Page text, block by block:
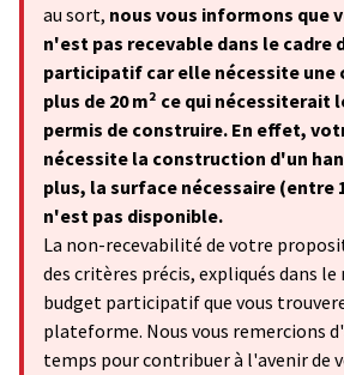
au sort, nous vous informons que
n'est pas recevable dans le cadre
participatif car elle nécessite une
plus de 20 m² ce qui nécessiterait
permis de construire. En effet,
nécessite la construction d'un
plus, la surface nécessaire (entre
n'est pas disponible.
La non-recevabilité de votre
des critères précis, expliqués dans
budget participatif que vous
plateforme. Nous vous remercions
temps pour contribuer à l'avenir de